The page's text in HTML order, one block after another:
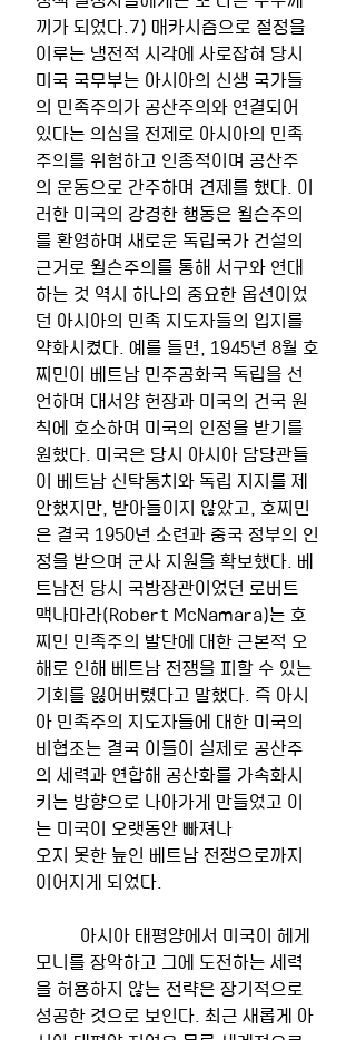
끼가 되었다.7) 매카시즘으로 절정을
이루는 냉전적 시각에 사로잡혀 당시
미국 국무부는 아시아의 신생 국가들
의 민족주의가 공산주의와 연결되어
있다는 의심을 전제로 아시아의 민족
주의를 위험하고 인종적이며 공산주
의 운동으로 간주하며 견제를 했다. 이
러한 미국의 강경한 행동은 윌슨주의
를 환영하며 새로운 독립국가 건설의
근거로 윌슨주의를 통해 서구와 연대
하는 것 역시 하나의 중요한 옵션이었
던 아시아의 민족 지도자들의 입지를
약화시켰다. 예를 들면, 1945년 8월 호
찌민이 베트남 민주공화국 독립을 선
언하며 대서양 헌장과 미국의 건국 원
칙에 호소하며 미국의 인정을 받기를
원했다. 미국은 당시 아시아 담당관들
이 베트남 신탁통치와 독립 지지를 제
안했지만, 받아들이지 않았고, 호찌민
은 결국 1950년 소련과 중국 정부의 인
정을 받으며 군사 지원을 확보했다. 베
트남전 당시 국방장관이었던 로버트
맥나마라(Robert McNamara)는 호
찌민 민족주의 발단에 대한 근본적 오
해로 인해 베트남 전쟁을 피할 수 있는
기회를 잃어버렸다고 말했다. 즉 아시
아 민족주의 지도자들에 대한 미국의
비협조는 결국 이들이 실제로 공산주
의 세력과 연합해 공산화를 가속화시
키는 방향으로 나아가게 만들었고 이
는 미국이 오랫동안 빠져나
오지 못한 늪인 베트남 전쟁으로까지
이어지게 되었다.
모니를 장악하고 그에 도전하는 세력
을 허용하지 않는 전략은 장기적으로
성공한 것으로 보인다. 최근 새롭게 아